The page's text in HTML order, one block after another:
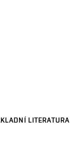
LITERATURA